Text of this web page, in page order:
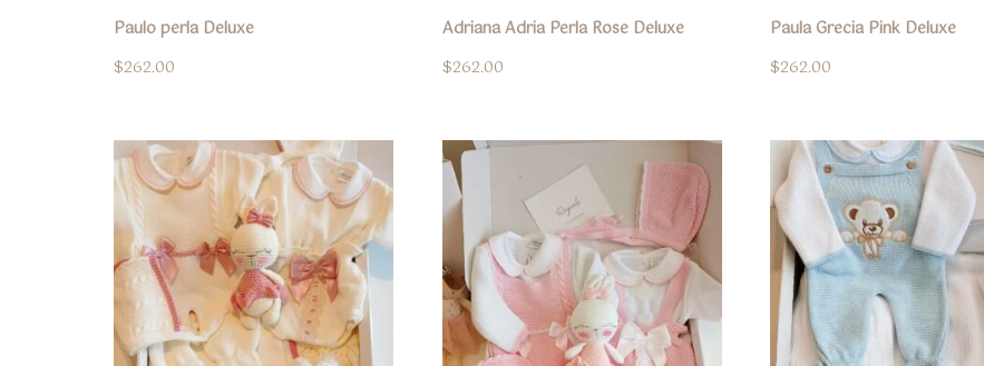
Paulo perla Deluxe
$262.00
Adriana Adria Perla Rose Deluxe
$262.00
Paula Grecia Pink Deluxe
$262.00